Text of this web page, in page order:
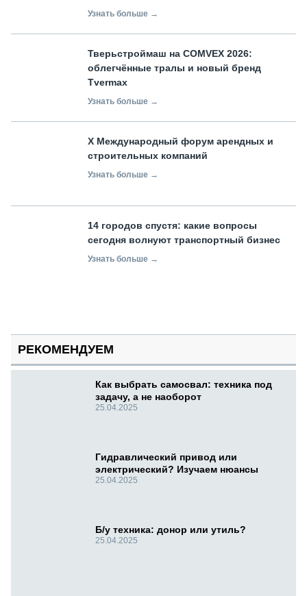
Узнать больше →
Тверьстроймаш на COMVEX 2026:
облегчённые тралы и новый бренд
Tvermax
Узнать больше →
X Международный форум арендных и
строительных компаний
Узнать больше →
14 городов спустя: какие вопросы
сегодня волнуют транспортный бизнес
Узнать больше →
РЕКОМЕНДУЕМ
Как выбрать самосвал: техника под
задачу, а не наоборот
25.04.2025
Гидравлический привод или
электрический? Изучаем нюансы
25.04.2025
Б/у техника: донор или утиль?
25.04.2025